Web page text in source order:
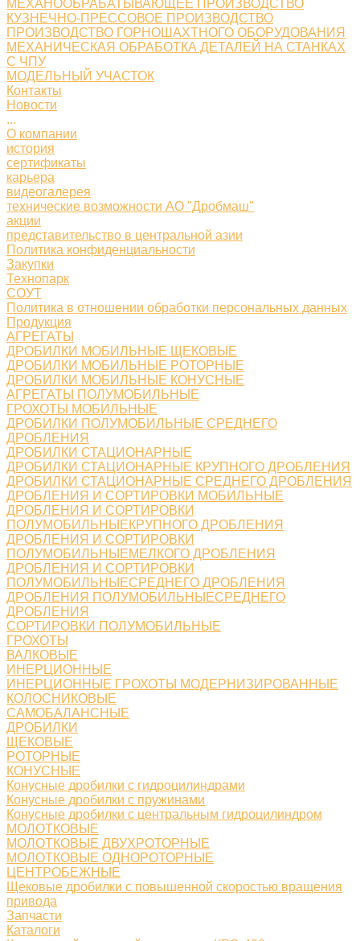
МЕХАНООБРАБАТЫВАЮЩЕЕ ПРОИЗВОДСТВО
КУЗНЕЧНО-ПРЕССОВОЕ ПРОИЗВОДСТВО
ПРОИЗВОДСТВО ГОРНОШАХТНОГО ОБОРУДОВАНИЯ
МЕХАНИЧЕСКАЯ ОБРАБОТКА ДЕТАЛЕЙ НА СТАНКАХ
С ЧПУ
МОДЕЛЬНЫЙ УЧАСТОК
Контакты
Новости
...
О компании
история
сертификаты
карьера
видеогалерея
технические возможности АО "Дробмаш"
акции
представительство в центральной азии
Политика конфиденциальности
Закупки
Технопарк
СОУТ
Политика в отношении обработки персональных данных
Продукция
АГРЕГАТЫ
ДРОБИЛКИ МОБИЛЬНЫЕ ЩЕКОВЫЕ
ДРОБИЛКИ МОБИЛЬНЫЕ РОТОРНЫЕ
ДРОБИЛКИ МОБИЛЬНЫЕ КОНУСНЫЕ
АГРЕГАТЫ ПОЛУМОБИЛЬНЫЕ
ГРОХОТЫ МОБИЛЬНЫЕ
ДРОБИЛКИ ПОЛУМОБИЛЬНЫЕ СРЕДНЕГО
ДРОБЛЕНИЯ
ДРОБИЛКИ СТАЦИОНАРНЫЕ
ДРОБИЛКИ СТАЦИОНАРНЫЕ КРУПНОГО ДРОБЛЕНИЯ
ДРОБИЛКИ СТАЦИОНАРНЫЕ СРЕДНЕГО ДРОБЛЕНИЯ
ДРОБЛЕНИЯ И СОРТИРОВКИ МОБИЛЬНЫЕ
ДРОБЛЕНИЯ И СОРТИРОВКИ
ПОЛУМОБИЛЬНЫЕКРУПНОГО ДРОБЛЕНИЯ
ДРОБЛЕНИЯ И СОРТИРОВКИ
ПОЛУМОБИЛЬНЫЕМЕЛКОГО ДРОБЛЕНИЯ
ДРОБЛЕНИЯ И СОРТИРОВКИ
ПОЛУМОБИЛЬНЫЕСРЕДНЕГО ДРОБЛЕНИЯ
ДРОБЛЕНИЯ ПОЛУМОБИЛЬНЫЕСРЕДНЕГО
ДРОБЛЕНИЯ
СОРТИРОВКИ ПОЛУМОБИЛЬНЫЕ
ГРОХОТЫ
ВАЛКОВЫЕ
ИНЕРЦИОННЫЕ
ИНЕРЦИОННЫЕ ГРОХОТЫ МОДЕРНИЗИРОВАННЫЕ
КОЛОСНИКОВЫЕ
САМОБАЛАНСНЫЕ
ДРОБИЛКИ
ЩЕКОВЫЕ
РОТОРНЫЕ
КОНУСНЫЕ
Конусные дробилки с гидроцилиндрами
Конусные дробилки с пружинами
Конусные дробилки с центральным гидроцилиндром
МОЛОТКОВЫЕ
МОЛОТКОВЫЕ ДВУХРОТОРНЫЕ
МОЛОТКОВЫЕ ОДНОРОТОРНЫЕ
ЦЕНТРОБЕЖНЫЕ
Щековые дробилки с повышенной скоростью вращения
привода
Запчасти
Каталоги